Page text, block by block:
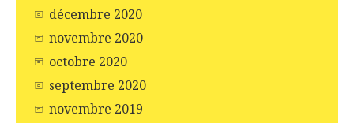
décembre 2020
novembre 2020
octobre 2020
septembre 2020
novembre 2019